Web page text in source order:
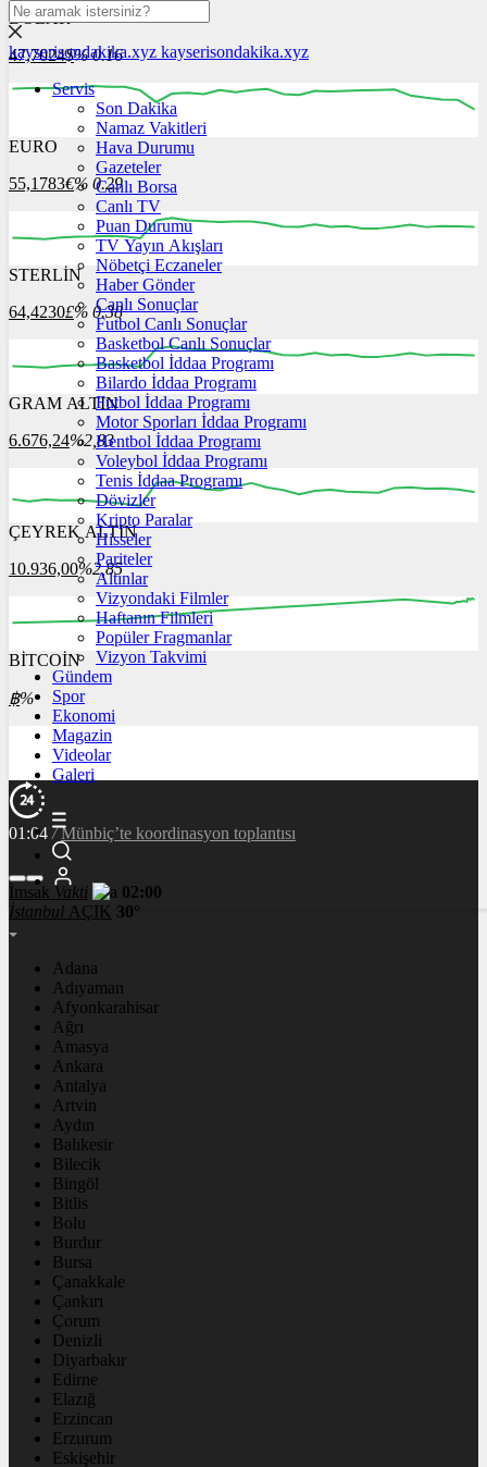
DOLAR
47,7024$% 0.16
11:00 12:00 13:00
EURO
55,1783€% 0.29
11:00 12:00 13:00
STERLİN
64,4230£% 0.38
11:00 12:00 13:00
GRAM ALTIN
6.676,24%2,83
11:00 12:00
ÇEYREK ALTIN
10.936,00%2,85
00:00 00:00 00:00
BİTCOİN
฿%
kayserisondakika.xyz kayserisondakika.xyz
Servis
Son Dakika
Namaz Vakitleri
Hava Durumu
Gazeteler
Canlı Borsa
Canlı TV
Puan Durumu
TV Yayın Akışları
Nöbetçi Eczaneler
Haber Gönder
Canlı Sonuçlar
Futbol Canlı Sonuçlar
Basketbol Canlı Sonuçlar
Basketbol İddaa Programı
Bilardo İddaa Programı
Futbol İddaa Programı
Motor Sporları İddaa Programı
Hentbol İddaa Programı
Voleybol İddaa Programı
Tenis İddaa Programı
Dövizler
Kripto Paralar
Hisseler
Pariteler
Altınlar
Vizyondaki Filmler
Haftanın Filmleri
Popüler Fragmanlar
Vizyon Takvimi
Gündem
Spor
Ekonomi
Magazin
Videolar
Galeri
01:04 / Dünya genç milyarderi konuşuyor
İmsak Vakti
02:00
İstanbul AÇIK 30°
Adana
Adıyaman
Afyonkarahisar
Ağrı
Amasya
Ankara
Antalya
Artvin
Aydın
Balıkesir
Bilecik
Bingöl
Bitlis
Bolu
Burdur
Bursa
Çanakkale
Çankırı
Çorum
Denizli
Diyarbakır
Edirne
Elazığ
Erzincan
Erzurum
Eskişehir